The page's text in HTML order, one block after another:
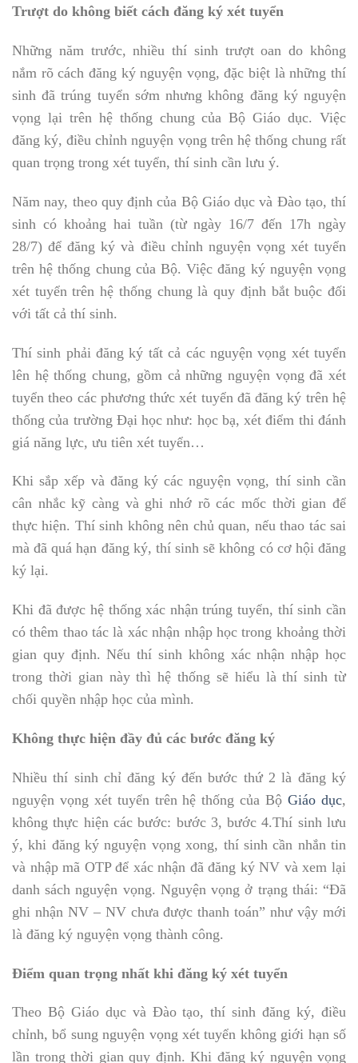
Trượt do không biết cách đăng ký xét tuyển
Những năm trước, nhiều thí sinh trượt oan do không
nắm rõ cách đăng ký nguyện vọng, đặc biệt là những thí
sinh đã trúng tuyển sớm nhưng không đăng ký nguyện
vọng lại trên hệ thống chung của Bộ Giáo dục. Việc
đăng ký, điều chỉnh nguyện vọng trên hệ thống chung rất
quan trọng trong xét tuyển, thí sinh cần lưu ý.
Năm nay, theo quy định của Bộ Giáo dục và Đào tạo, thí
sinh có khoảng hai tuần (từ ngày 16/7 đến 17h ngày
28/7) để đăng ký và điều chỉnh nguyện vọng xét tuyển
trên hệ thống chung của Bộ. Việc đăng ký nguyện vọng
xét tuyển trên hệ thống chung là quy định bắt buộc đối
với tất cả thí sinh.
Thí sinh phải đăng ký tất cả các nguyện vọng xét tuyển
lên hệ thống chung, gồm cả những nguyện vọng đã xét
tuyển theo các phương thức xét tuyển đã đăng ký trên hệ
thống của trường Đại học như: học bạ, xét điểm thi đánh
giá năng lực, ưu tiên xét tuyển…
Khi sắp xếp và đăng ký các nguyện vọng, thí sinh cần
cân nhắc kỹ càng và ghi nhớ rõ các mốc thời gian để
thực hiện. Thí sinh không nên chủ quan, nếu thao tác sai
mà đã quá hạn đăng ký, thí sinh sẽ không có cơ hội đăng
ký lại.
Khi đã được hệ thống xác nhận trúng tuyển, thí sinh cần
có thêm thao tác là xác nhận nhập học trong khoảng thời
gian quy định. Nếu thí sinh không xác nhận nhập học
trong thời gian này thì hệ thống sẽ hiểu là thí sinh từ
chối quyền nhập học của mình.
Không thực hiện đầy đủ các bước đăng ký
Nhiều thí sinh chỉ đăng ký đến bước thứ 2 là đăng ký
nguyện vọng xét tuyển trên hệ thống của BộGiáo dục,
không thực hiện các bước: bước 3, bước 4.Thí sinh lưu
ý, khi đăng ký nguyện vọng xong, thí sinh cần nhắn tin
và nhập mã OTP để xác nhận đã đăng ký NV và xem lại
danh sách nguyện vọng. Nguyện vọng ở trạng thái: “Đã
ghi nhận NV – NV chưa được thanh toán” như vậy mới
là đăng ký nguyện vọng thành công.
Điểm quan trọng nhất khi đăng ký xét tuyển
Theo Bộ Giáo dục và Đào tạo, thí sinh đăng ký, điều
chỉnh, bổ sung nguyện vọng xét tuyển không giới hạn số
lần trong thời gian quy định. Khi đăng ký nguyện vọng